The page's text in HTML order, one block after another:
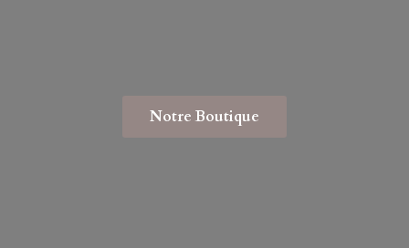
Notre Boutique